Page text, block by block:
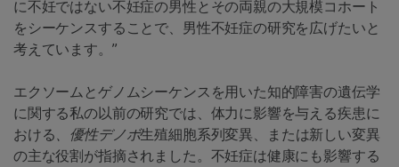
に不妊ではない不妊症の男性とその両親の大規模コホート
をシーケンスすることで、男性不妊症の研究を広げたいと
考えています。”
エクソームとゲノムシーケンスを用いた知的障害の遺伝学
に関する私の以前の研究では、体力に影響を与える疾患に
おける、優性デノボ生殖細胞系列変異、または新しい変異
の主な役割が指摘されました。不妊症は健康にも影響する